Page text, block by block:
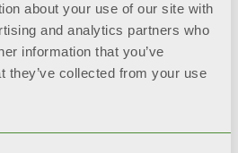
about your use of our site with
and analytics partners who
information that you’ve
they’ve collected from your use